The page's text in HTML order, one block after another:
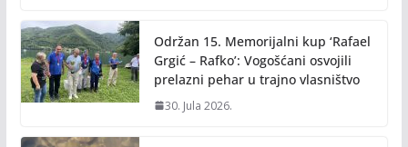
o
k
n
k
Održan 15. Memorijalni kup ‘Rafael
Grgić – Rafko’: Vogošćani osvojili
prelazni pehar u trajno vlasništvo
30. Jula 2026.